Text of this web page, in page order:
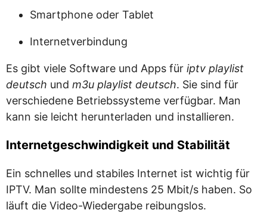
Smartphone oder Tablet
Internetverbindung
Es gibt viele Software und Apps für iptv playlist
deutsch und m3u playlist deutsch. Sie sind für
verschiedene Betriebssysteme verfügbar. Man
kann sie leicht herunterladen und installieren.
Internetgeschwindigkeit und Stabilität
Ein schnelles und stabiles Internet ist wichtig für
IPTV. Man sollte mindestens 25 Mbit/s haben. So
läuft die Video-Wiedergabe reibungslos.